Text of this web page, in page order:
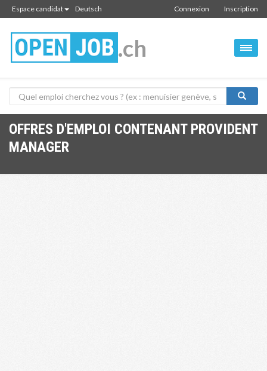
Espace candidat Deutsch Inscription
Connexion
.ch
OFFRES D'EMPLOI CONTENANT PROVIDENT
MANAGER